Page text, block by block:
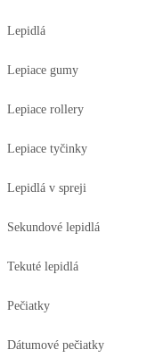
Lepidlá
Lepiace gumy
Lepiace rollery
Lepiace tyčinky
Lepidlá v spreji
Sekundové lepidlá
Tekuté lepidlá
Pečiatky
Dátumové pečiatky